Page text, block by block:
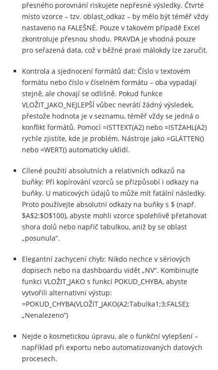
přesného porovnání riskujete nepřesné výsledky. Čtvrté
místo vzorce – tzv. oblast_odkaz – by mělo být téměř vždy
nastaveno na FALEŠNÉ. Pouze v takovém případě Excel
zkontroluje přesnou shodu. PRAVDA je vhodná pouze
pro seřazená data, což v běžné praxi málokdy lze zaručit.
Kontrola a sjednocení formátů dat: Číslo v textovém
formátu nebo číslo v číselném formátu – oba vypadají
stejně, ale chovají se odlišně. Pokud funkce
VLOŽIT_JAKO_NEJLEPŠÍ vůbec nevrátí žádný výsledek,
přestože hodnota je v seznamu, téměř vždy se jedná o
konflikt formátů. Pomocí =ISTTEXT(A2) nebo =ISTZAHL(A2)
rychle zjistíte, kde je problém. Nástroje jako =GLÄTTEN()
nebo =WERT() automaticky uklidí.
Cílené použití absolutních a relativních odkazů na
buňky: Při kopírování vzorců se přizpůsobí i odkazy na
buňky. U maticových údajů to může mít fatální následky.
Proto používejte absolutní odkazy na buňky s $ (např.
$A$2:$D$100), abyste mohli vzorce spolehlivě přetahovat
shora dolů nebo napříč tabulkou, aniž by se oblast
„posunula“.
Elegantní zachycení chyb: Nikdo nechce v sériových
dopisech nebo na dashboardu vidět „NV“. Kombinujte
funkci VLOŽIT_JAKO s funkcí POKUD_CHYBA, abyste
vytvořili alternativní výstup:
=POKUD_CHYBA(VLOŽIT_JAKO(A2;Tabulka1;3;FALSE);
„Nenalezeno“)
Nejde o kosmetickou úpravu, ale o funkční vylepšení –
například při exportu nebo automatizovaných datových
procesech.